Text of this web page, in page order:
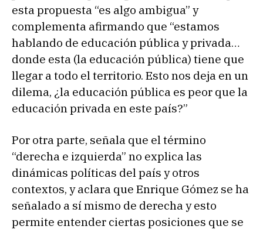
esta propuesta “es algo ambigua” y
complementa afirmando que “estamos
hablando de educación pública y privada…
donde esta (la educación pública) tiene que
llegar a todo el territorio. Esto nos deja en un
dilema, ¿la educación pública es peor que la
educación privada en este país?”
Por otra parte, señala que el término
“derecha e izquierda” no explica las
dinámicas políticas del país y otros
contextos, y aclara que Enrique Gómez se ha
señalado a sí mismo de derecha y esto
permite entender ciertas posiciones que se